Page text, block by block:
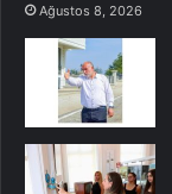
Ağustos 8, 2026